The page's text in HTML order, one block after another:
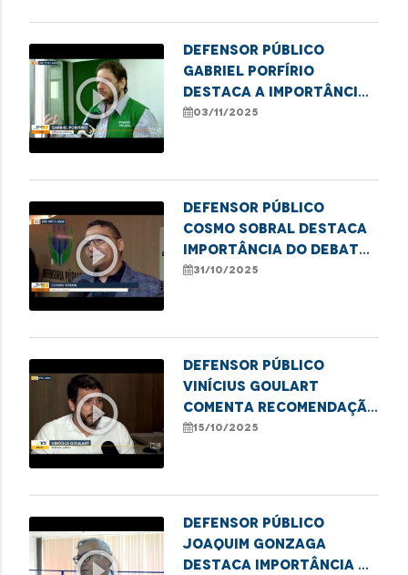
play_circle_outline
Defensor público
Gabriel Porfírio
destaca a importância
da Semana Nacional da
03/11/2025
play_circle_outline
Defensor público
Cosmo Sobral destaca
importância do debate
sobre o uso medicinal
31/10/2025
play_circle_outline
Defensor público
Vinícius Goulart
comenta recomendação
da Defensoria por mais
15/10/2025
Defensor público
Joaquim Gonzaga
destaca importância da